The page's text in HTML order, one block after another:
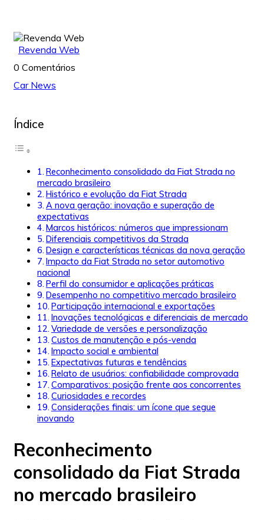
Revenda Web
0 Comentários
Car News
Índice
Reconhecimento consolidado da Fiat Strada no
mercado brasileiro
Histórico e evolução da Fiat Strada
A nova geração: inovação e superação de
expectativas
Marcos históricos: números que impressionam
Diferenciais competitivos da Strada
Design e características técnicas da nova geração
Impacto da Fiat Strada no setor automotivo
nacional
Perfil do consumidor e aplicações práticas
Desempenho no competitivo mercado brasileiro
Participação internacional e exportações
Inovações tecnológicas e diferenciais de mercado
Variedade de versões e personalização
Custos de manutenção e pós-venda
Impacto social e ambiental
Expectativas futuras e tendências
Relato de usuários: confiabilidade comprovada
Comparativos: posição frente aos concorrentes
Curiosidades e recordes
Considerações finais: um ícone que segue
inovando
Reconhecimento
consolidado da Fiat Strada
no mercado brasileiro